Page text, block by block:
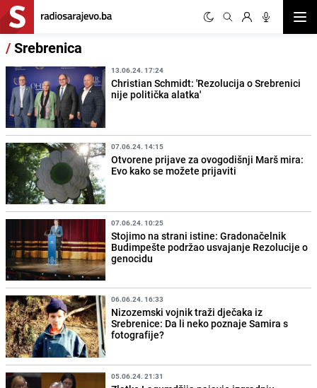
/Srebrenica
13.06.24. 17:24
Christian Schmidt: 'Rezolucija o Srebrenici
nije politička alatka'
07.06.24. 14:15
Otvorene prijave za ovogodišnji Marš mira:
Evo kako se možete prijaviti
07.06.24. 10:25
Stojimo na strani istine: Gradonačelnik
Budimpešte podržao usvajanje Rezolucije o
genocidu
06.06.24. 16:33
Nizozemski vojnik traži dječaka iz
Srebrenice: Da li neko poznaje Samira s
fotografije?
05.06.24. 21:31